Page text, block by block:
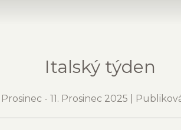
Italský týden
- 11. Prosinec 2025 |